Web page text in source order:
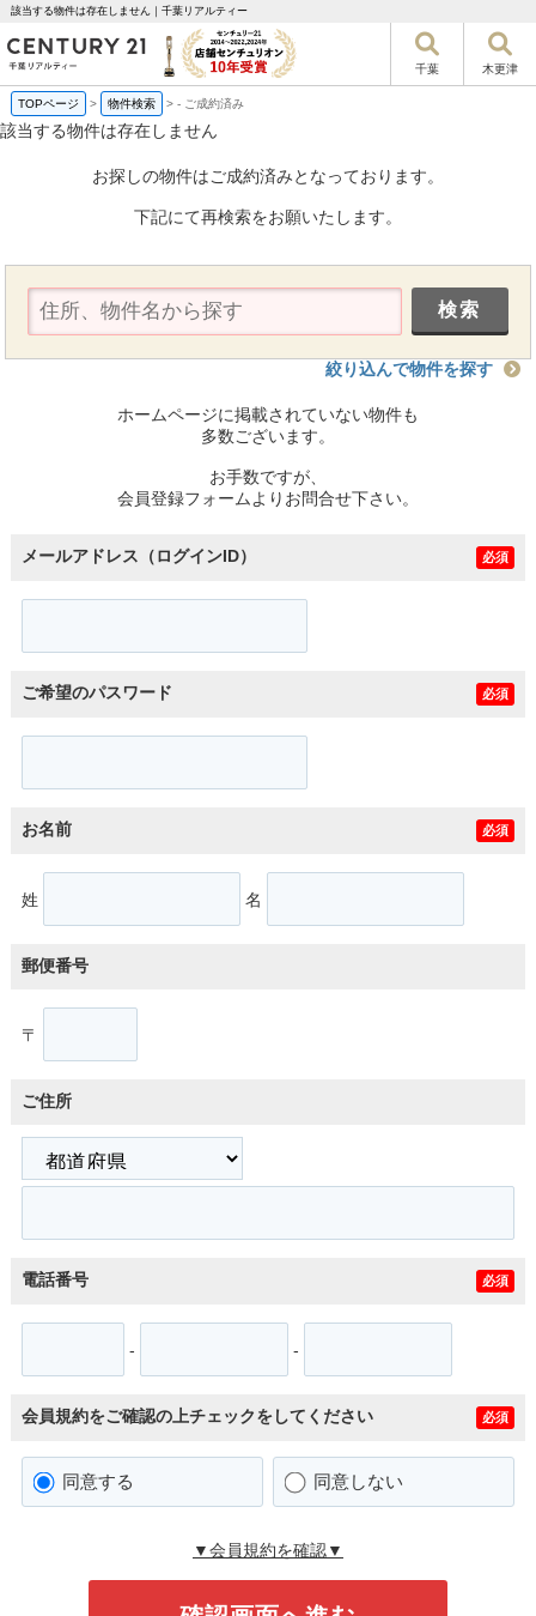
該当する物件は存在しません｜千葉リアルティー
千葉 木更津
TOPページ > 物件検索 >- ご成約済み
該当する物件は存在しません
お探しの物件はご成約済みとなっております。
下記にて再検索をお願いたします。
絞り込んで物件を探す
ホームページに掲載されていない物件も
多数ございます。
お手数ですが、
会員登録フォームよりお問合せ下さい。
メールアドレス（ログインID） 必須
ご希望のパスワード 必須
お名前 必須
姓 名
郵便番号
〒
ご住所
電話番号 必須
- -
会員規約をご確認の上チェックをしてください 必須
同意する 同意しない
▼会員規約を確認▼